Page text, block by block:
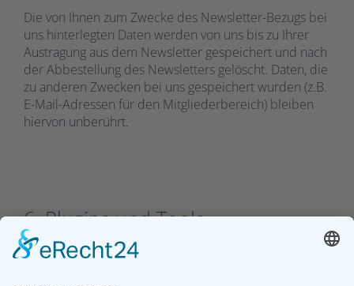
Die von Ihnen zum Zwecke des Newsletter-Bezugs bei
uns hinterlegten Daten werden von uns bis zu Ihrer
Austragung aus dem Newsletter gespeichert und nach
der Abbestellung des Newsletters gelöscht. Daten, die
zu anderen Zwecken bei uns gespeichert wurden (z.B.
E-Mail-Adressen für den Mitgliederbereich) bleiben
hiervon unberührt.
6. Plugins und Tools
YouTube